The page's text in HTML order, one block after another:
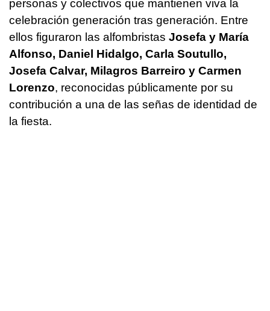
personas y colectivos que mantienen viva la
celebración generación tras generación. Entre
ellos figuraron las alfombristas Josefa y María
Alfonso, Daniel Hidalgo, Carla Soutullo,
Josefa Calvar, Milagros Barreiro y Carmen
Lorenzo, reconocidas públicamente por su
contribución a una de las señas de identidad de
la fiesta.